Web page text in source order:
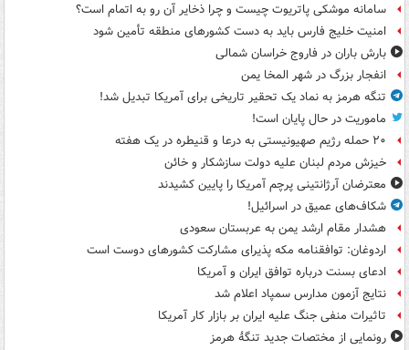
سامانه موشکی پاتریوت چیست و چرا ذخایر آن رو به اتمام است؟
امنیت خلیج فارس باید به دست کشورهای منطقه تأمین شود
بارش باران در فاروج خراسان شمالی
انفجار بزرگ در شهر المخا یمن
تنگه هرمز به نماد یک تحقیر تاریخی برای آمریکا تبدیل شد!
ماموریت در حال پایان است!
۲۰ حمله رژیم صهیونیستی به درعا و قنیطره در یک هفته
خیزش مردم لبنان علیه دولت سازشکار و خائن
معترضان آرژانتینی پرچم آمریکا را پایین کشیدند
شکاف‌های عمیق در اسرائیل!
هشدار مقام ارشد یمن به عربستان سعودی
اردوغان: توافقنامه مکه پذیرای مشارکت کشورهای دوست است
ادعای بسنت درباره توافق ایران و آمریکا
نتایج آزمون مدارس سمپاد اعلام شد
تاثیرات منفی جنگ علیه ایران بر بازار کار آمریکا
رونمایی از مختصات جدید تنگۀ هرمز